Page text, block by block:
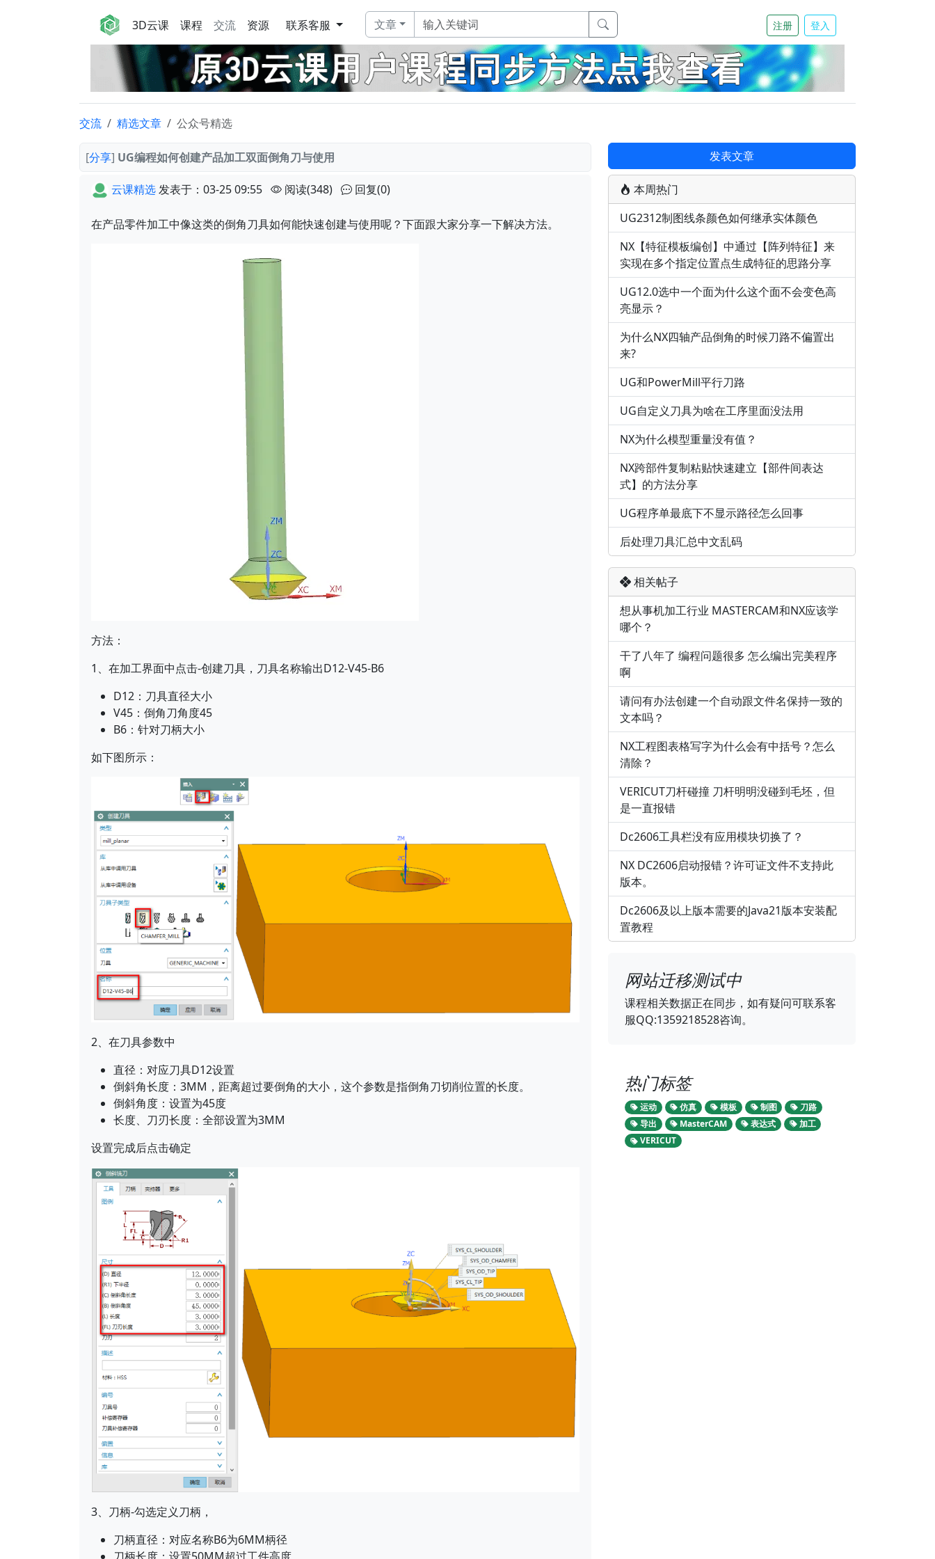
3D云课 课程 交流 资源 联系客服 文章 注册 登入
交流 精选文章 公众号精选
[分享] UG编程如何创建产品加工双面倒角刀与使用 发表文章
云课精选发表于：03-25 09:55 阅读(348) 回复(0)
在产品零件加工中像这类的倒角刀具如何能快速创建与使用呢？下面跟大家分享一下解决方法。
方法：
1、在加工界面中点击-创建刀具，刀具名称输出D12-V45-B6
D12：刀具直径大小
V45：倒角刀角度45
B6：针对刀柄大小
如下图所示：
2、在刀具参数中
直径：对应刀具D12设置
倒斜角长度：3MM，距离超过要倒角的大小，这个参数是指倒角刀切削位置的长度。
倒斜角度：设置为45度
长度、刀刃长度：全部设置为3MM
设置完成后点击确定
3、刀柄-勾选定义刀柄，
刀柄直径：对应名称B6为6MM柄径
刀柄长度：设置50MM超过工件高度
本周热门
UG2312制图线条颜色如何继承实体颜色
NX【特征模板编创】中通过【阵列特征】来
实现在多个指定位置点生成特征的思路分享
UG12.0选中一个面为什么这个面不会变色高
亮显示？
为什么NX四轴产品倒角的时候刀路不偏置出
来?
UG和PowerMill平行刀路
UG自定义刀具为啥在工序里面没法用
NX为什么模型重量没有值？
NX跨部件复制粘贴快速建立【部件间表达
式】的方法分享
UG程序单最底下不显示路径怎么回事
后处理刀具汇总中文乱码
相关帖子
想从事机加工行业 MASTERCAM和NX应该学
哪个？
干了八年了 编程问题很多 怎么编出完美程序
啊
请问有办法创建一个自动跟文件名保持一致的
文本吗？
NX工程图表格写字为什么会有中括号？怎么
清除？
VERICUT刀杆碰撞 刀杆明明没碰到毛坯，但
是一直报错
Dc2606工具栏没有应用模块切换了？
NX DC2606启动报错？许可证文件不支持此
版本。
Dc2606及以上版本需要的Java21版本安装配
置教程
网站迁移测试中
课程相关数据正在同步，如有疑问可联系客
服QQ:1359218528咨询。
热门标签
运动 仿真 模板 制图
刀路
导出
MasterCAM 表达式
加工
VERICUT